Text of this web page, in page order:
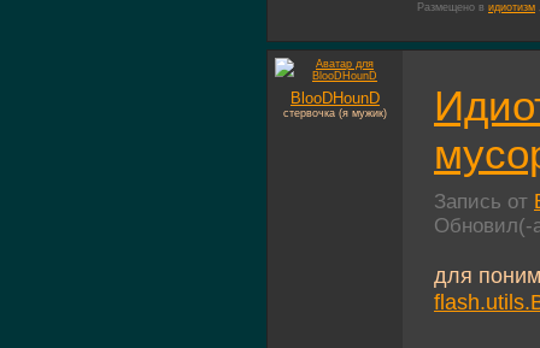
Размещено в идиотизм
BlooDHounD
стервочка (я мужик)
Запись от
для